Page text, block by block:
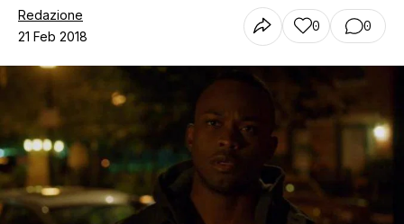
Chi siamo
Contatti
Redazione
21 Feb 2018
0 0